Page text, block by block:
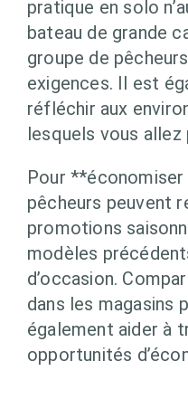
pratique en solo
bateau de grande
groupe de
exigences. Il est
réfléchir aux
lesquels vous allez
Pour **économiser
pêcheurs peuvent
promotions
modèles
d’occasion.
dans les magasins
également aider à
opportunités